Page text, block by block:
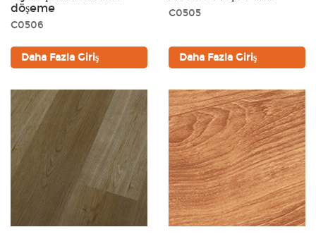
döşeme
C0506
Daha Fazla Giriş
C0505
Daha Fazla Giriş